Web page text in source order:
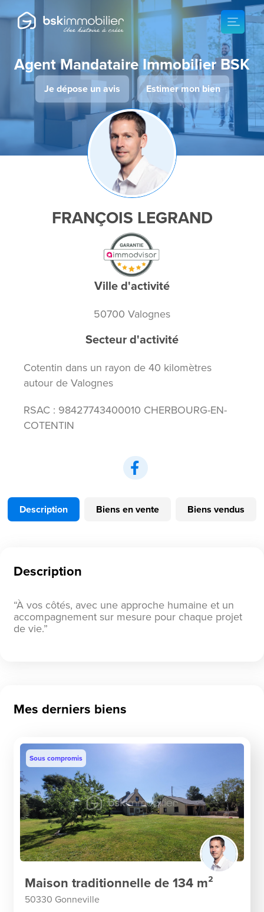
Agent Mandataire Immobilier BSK
Je dépose un avis Estimer mon bien
FRANÇOIS LEGRAND
Ville d'activité
50700 Valognes
Secteur d'activité
Cotentin dans un rayon de 40 kilomètres
autour de Valognes
RSAC : 98427743400010 CHERBOURG-EN-
COTENTIN
Description Biens en vente Biens vendus
Description
“À vos côtés, avec une approche humaine et un
accompagnement sur mesure pour chaque projet
de vie.”
Mes derniers biens
Sous compromis
Maison traditionnelle de 134 m²
50330 Gonneville